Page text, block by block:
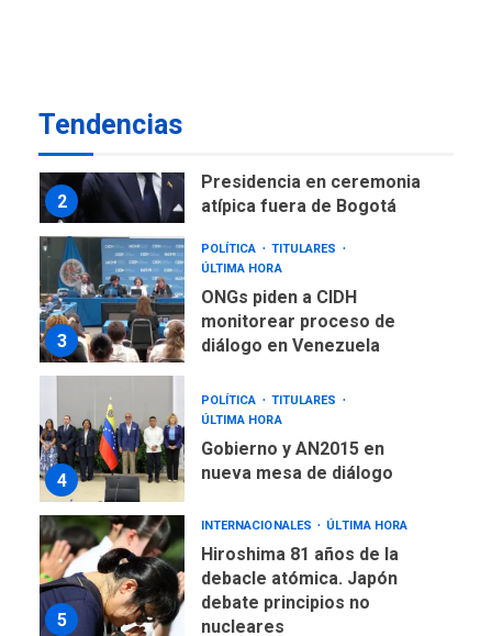
Tendencias
2
Presidencia en ceremonia
atípica fuera de Bogotá
3
POLÍTICA
TITULARES
ÚLTIMA HORA
ONGs piden a CIDH
monitorear proceso de
diálogo en Venezuela
4
POLÍTICA
TITULARES
ÚLTIMA HORA
Gobierno y AN2015 en
nueva mesa de diálogo
5
INTERNACIONALES ÚLTIMA HORA
Hiroshima 81 años de la
debacle atómica. Japón
debate principios no
nucleares